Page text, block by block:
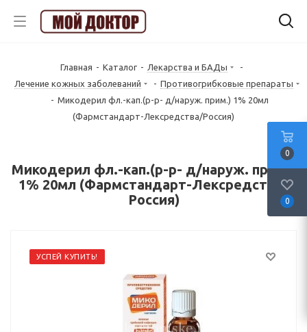
Главная - Каталог - Лекарства и БАДы
-
Лечение кожных заболеваний
- Противогрибковые препараты
- Микодерил фл.-кап.(р-р- д/наруж. прим.) 1% 20мл
(Фармстандарт-Лексредства/Россия)
Микодерил фл.-кап.(р-р- д/наруж. прим.)
1% 20мл (Фармстандарт-Лексредства/
Россия)
УСПЕЙ КУПИТЬ!
0
0